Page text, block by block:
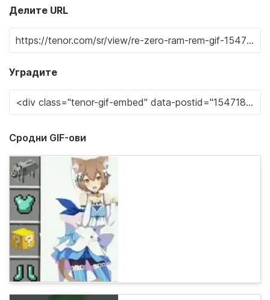
Делите URL
Уградите
Сродни GIF-ови